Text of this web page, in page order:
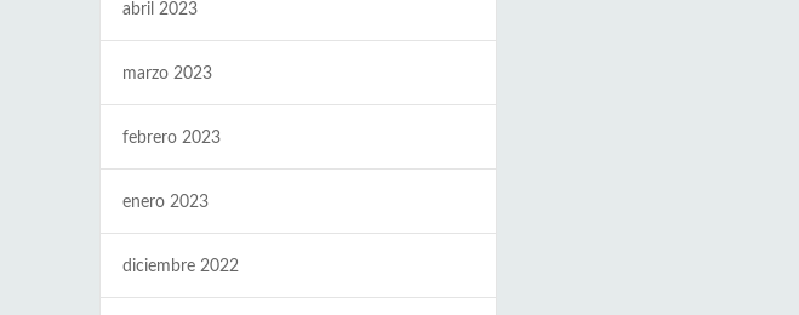
abril 2023
marzo 2023
febrero 2023
enero 2023
diciembre 2022